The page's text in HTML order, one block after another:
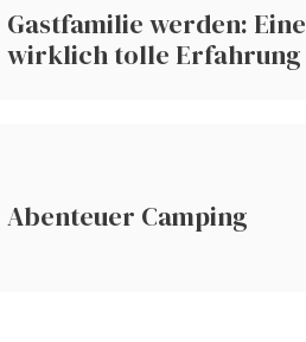
Gastfamilie werden: Eine
wirklich tolle Erfahrung
Abenteuer Camping